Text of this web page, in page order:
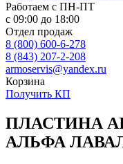
Работаем с ПН-ПТ
с 09:00 до 18:00
Отдел продаж
8 (800) 600-6-278
8 (843) 207-2-208
armoservis@yandex.ru
Корзина
Получить КП
ПЛАСТИНА
АЛЬФА